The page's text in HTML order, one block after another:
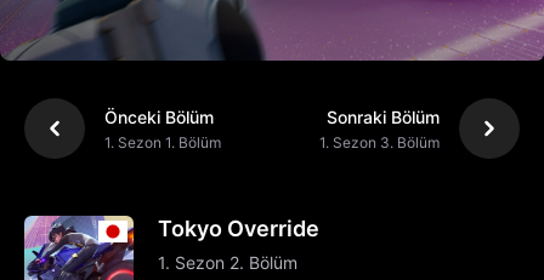
Önceki Bölüm
1. Sezon 1. Bölüm
Sonraki Bölüm
1. Sezon 3. Bölüm
Tokyo Override
1. Sezon 2. Bölüm